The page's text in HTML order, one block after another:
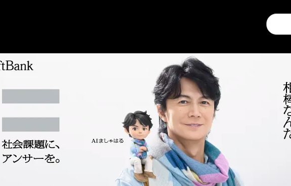
a
search